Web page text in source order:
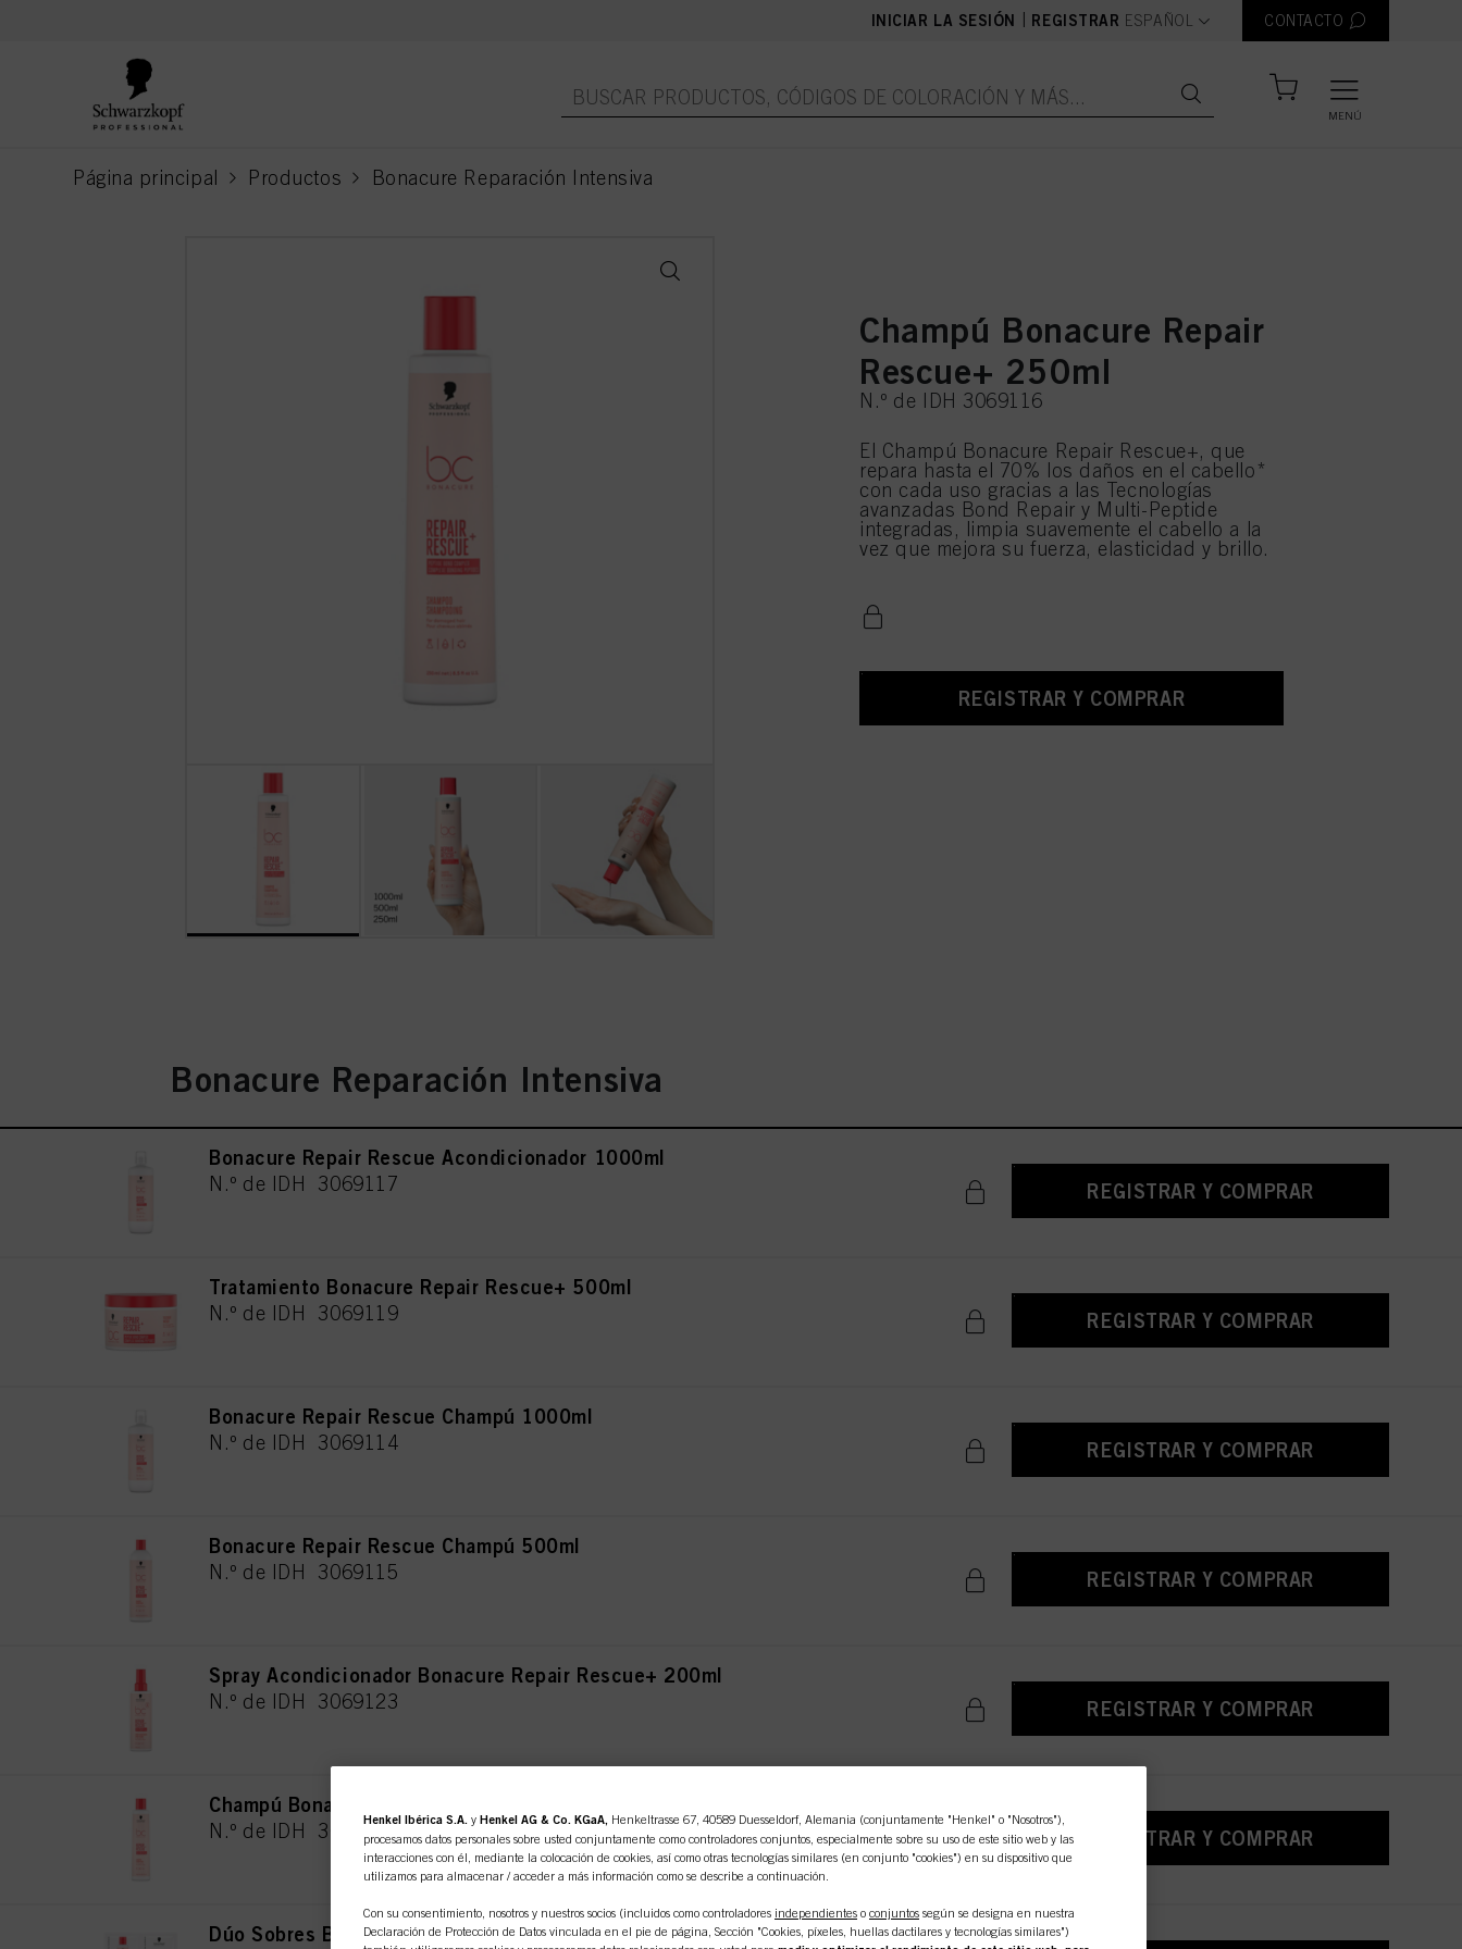
INICIAR LA SESIÓN REGISTRAR text.language
ESPAÑOL CONTACTO
MENÚ
Página principal Productos Bonacure Reparación Intensiva
current page
Champú Bonacure Repair
Rescue+ 250ml
N.º de IDH 3069116
El Champú Bonacure Repair Rescue+, que
repara hasta el 70% los daños en el cabello*
con cada uso gracias a las Tecnologías
avanzadas Bond Repair y Multi-Peptide
integradas, limpia suavemente el cabello a la
vez que mejora su fuerza, elasticidad y brillo.
REGISTRAR Y COMPRAR
Bonacure Reparación Intensiva
Bonacure Repair Rescue Acondicionador 1000ml
N.º de IDH 3069117 REGISTRAR Y COMPRAR
Tratamiento Bonacure Repair Rescue+ 500ml
N.º de IDH 3069119 REGISTRAR Y COMPRAR
Bonacure Repair Rescue Champú 1000ml
N.º de IDH 3069114 REGISTRAR Y COMPRAR
Bonacure Repair Rescue Champú 500ml
N.º de IDH 3069115 REGISTRAR Y COMPRAR
Spray Acondicionador Bonacure Repair Rescue+ 200ml
N.º de IDH 3069123 REGISTRAR Y COMPRAR
Champú Bonacure Repair Rescue+ 250ml
N.º de IDH 3069116 REGISTRAR Y COMPRAR
Dúo Sobres Bonacure Repair Rescue+ 12ml x 12ml
Henkel Ibérica S.A. y Henkel AG & Co. KGaA, Henkeltrasse 67, 40589 Duesseldorf, Alemania (conjuntamente "Henkel" o "Nosotros"),
procesamos datos personales sobre usted conjuntamente como controladores conjuntos, especialmente sobre su uso de este sitio web y las
interacciones con él, mediante la colocación de cookies, así como otras tecnologías similares (en conjunto "cookies") en su dispositivo que
utilizamos para almacenar / acceder a más información como se describe a continuación.
Con su consentimiento, nosotros y nuestros socios (incluidos como controladores independientes o conjuntos según se designa en nuestra
Declaración de Protección de Datos vinculada en el pie de página, Sección "Cookies, píxeles, huellas dactilares y tecnologías similares")